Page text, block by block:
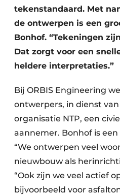
Duurzaamheid & Innovatie
Fundering
Sloop & Recycling
Bouwtransport
Machines & Materieel
tekenstandaard. Met
de ontwerpen is een
Bonhof. “Tekeningen
Dat zorgt voor een
heldere interpretaties.”
Bij ORBIS Engineering
ontwerpers, in dienst
organisatie NTP, een
aannemer. Bonhof is
“We ontwerpen veel
nieuwbouw als
“Ook zijn we veel actief
bijvoorbeeld voor